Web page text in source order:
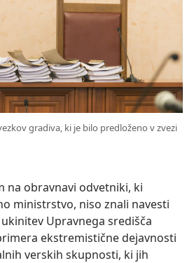
gradiva, ki je bilo predloženo v zvezi
na obravnavi odvetniki, ki
ministrstvo, niso znali navesti
Upravnega središča
ekstremistične dejavnosti
verskih skupnosti, ki jih